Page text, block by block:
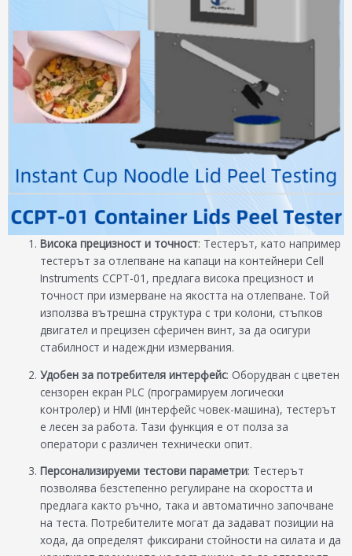
Висока прецизност и точност: Тестерът, като например
тестерът за отлепване на капаци на контейнери Cell
Instruments CCPT-01, предлага висока прецизност и
точност при измерване на якостта на отлепване. Той
използва вътрешна структура с три колони, стъпков
двигател и прецизен сферичен винт, за да осигури
стабилност и надеждни измервания.
Удобен за потребителя интерфейс: Оборудван с цветен
сензорен екран PLC (програмируем логически
контролер) и HMI (интерфейс човек-машина), тестерът
е лесен за работа. Тази функция е от полза за
оператори с различен технически опит.
Персонализируеми тестови параметри: Тестерът
позволява безстепенно регулиране на скоростта и
предлага както ръчно, така и автоматично започване
на теста. Потребителите могат да задават позиции на
хода, да определят фиксирани стойности на силата и да